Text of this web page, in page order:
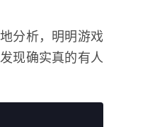
分析，明明游戏
现确实真的有人